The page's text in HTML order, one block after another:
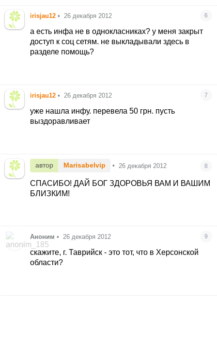
irisjau12 • 26 декабря 2012 6
а есть инфа не в однокласниках? у меня закрыт
доступ к соц сетям. не выкладывали здесь в
разделе помощь?
irisjau12 • 26 декабря 2012 7
уже нашла инфу. перевела 50 грн. пусть
выздоравливает
автор Marisabelvip • 26 декабря 2012 8
СПАСИБО! ДАЙ БОГ ЗДОРОВЬЯ ВАМ И ВАШИМ
БЛИЗКИМ!
Аноним • 26 декабря 2012 9
скажите, г. Таврийск - это тот, что в Херсонской
области?